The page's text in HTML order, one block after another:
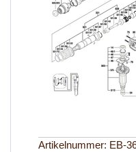
Artikelnummer: EB-